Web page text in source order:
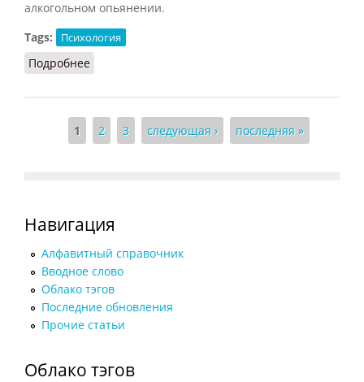
алкогольном опьянении.
Tags:
Психология
Подробнее
Страницы
1 2 3 следующая › последняя »
Навигация
Алфавитный справочник
Вводное слово
Облако тэгов
Последние обновления
Прочие статьи
Облако тэгов